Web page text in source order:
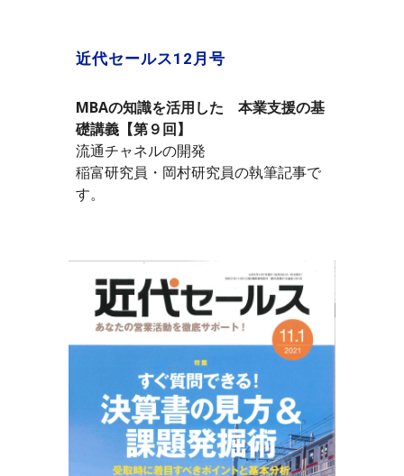
近代セールス12月号
MBAの知識を活用した　本業支援の基
礎講義【第９回】
流通チャネルの開発
稲富研究員・岡村研究員の執筆記事で
す。